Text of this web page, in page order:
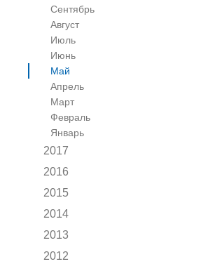
Сентябрь
Август
Июль
Июнь
Май
Апрель
Март
Февраль
Январь
2017
2016
2015
2014
2013
2012